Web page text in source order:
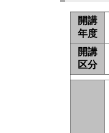
開講
年度
開講
区分